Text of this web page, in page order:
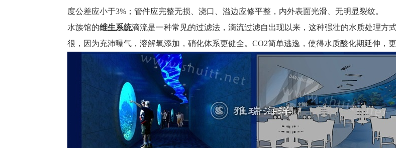
度公差应小于3% ；管件应完整无损、浇口、溢边应修平整，内外表面光滑、无明显裂纹。
水族馆的维生系统滴流是一种常见的过滤法，滴流过滤自出现以来，这种强壮的水质处理方
很，因为充沛曝气，溶解氧添加，硝化体系更健全。CO2简单逃逸，使得水质酸化期延伸，